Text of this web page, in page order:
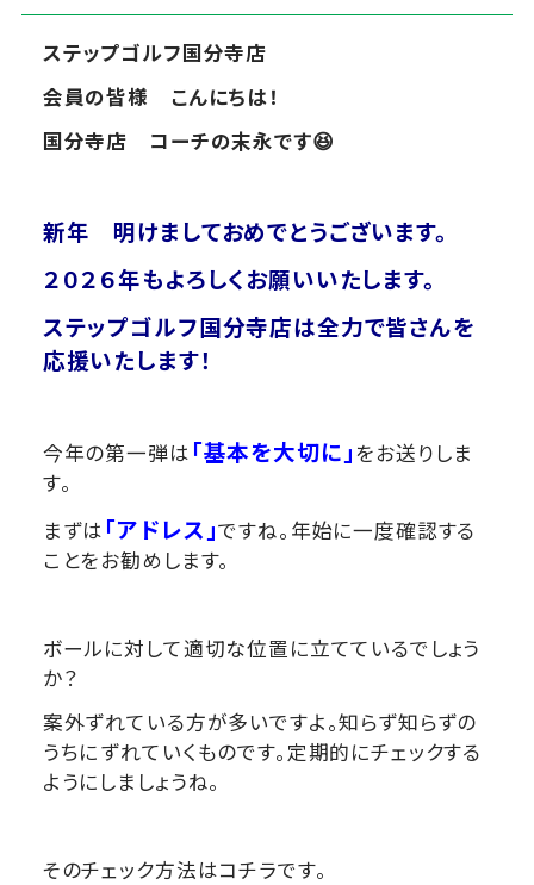
ステップゴルフ国分寺店
会員の皆様 こんにちは！
国分寺店 コーチの末永です😆
新年 明けましておめでとうございます。
２０２６年もよろしくお願いいたします。
ステップゴルフ国分寺店は全力で皆さんを
応援いたします！
今年の第一弾は 「基本を大切に」をお送りしま
す。
まずは 「アドレス」ですね。年始に一度確認する
ことをお勧めします。
ボールに対して適切な位置に立てているでしょう
か？
案外ずれている方が多いですよ。知らず知らずの
うちにずれていくものです。定期的にチェックする
ようにしましょうね。
そのチェック方法はコチラです。